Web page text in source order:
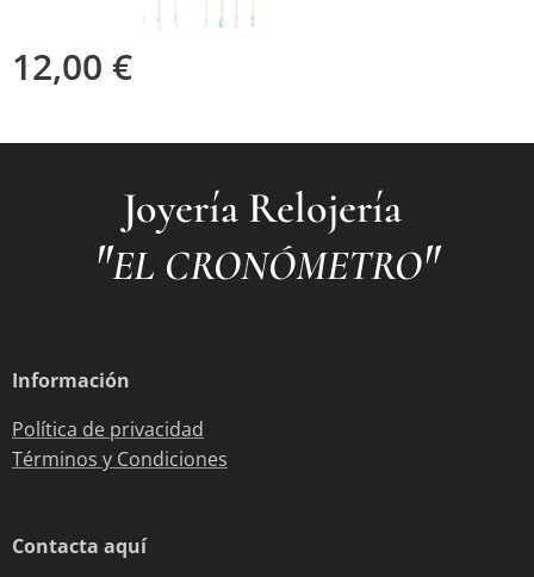
12,00 €
Joyería Relojería
"EL CRONÓMETRO"
Información
Política de privacidad
Términos y Condiciones
Contacta aquí